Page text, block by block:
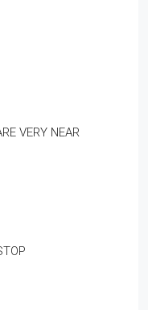
VERY NEAR